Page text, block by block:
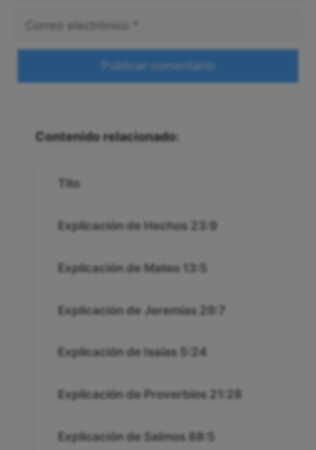
Contenido relacionado:
Tito
Explicación de Hechos 23:9
Explicación de Mateo 13:5
Explicación de Jeremías 29:7
Explicación de Isaías 5:24
Explicación de Proverbios 21:28
Explicación de Salmos 88:5